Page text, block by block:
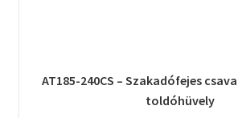
AT185-240CS – Szakadófejes
toldóhüvely